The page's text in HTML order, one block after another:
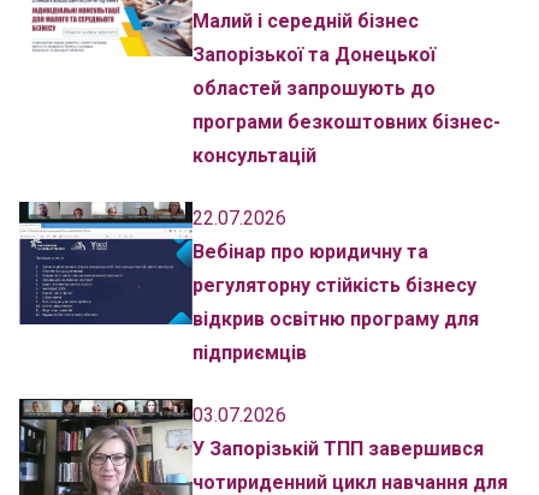
Малий і середній бізнес
Запорізької та Донецької
областей запрошують до
програми безкоштовних бізнес-
консультацій
22.07.2026
Вебінар про юридичну та
регуляторну стійкість бізнесу
відкрив освітню програму для
підприємців
03.07.2026
У Запорізькій ТПП завершився
чотириденний цикл навчання для